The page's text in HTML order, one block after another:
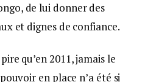
de lui donner des
et dignes de confiance.
qu’en 2011, jamais le
en place n’a été si